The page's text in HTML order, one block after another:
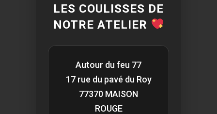
LES COULISSES DE
NOTRE ATELIER
Autour du feu 77
17 rue du pavé du Roy
77370 MAISON
ROUGE